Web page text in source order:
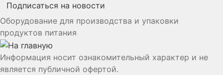
Подписаться на новости
Оборудование для производства и упаковки
продуктов питания
Информация носит ознакомительный характер и не
является публичной офертой.